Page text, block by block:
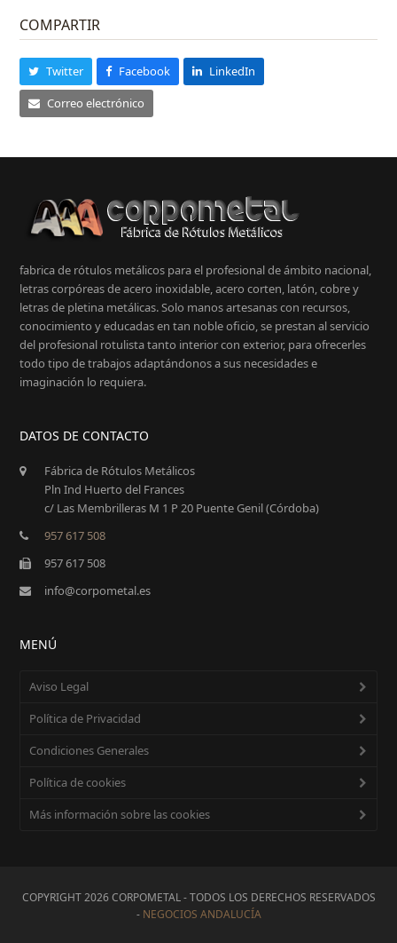
COMPARTIR
Twitter Facebook
LinkedIn
Correo electrónico
fabrica de rótulos metálicos para el profesional de ámbito nacional,
letras corpóreas de acero inoxidable, acero corten, latón, cobre y
letras de pletina metálicas. Solo manos artesanas con recursos,
conocimiento y educadas en tan noble oficio, se prestan al servicio
del profesional rotulista tanto interior con exterior, para ofrecerles
todo tipo de trabajos adaptándonos a sus necesidades e
imaginación lo requiera.
DATOS DE CONTACTO
Fábrica de Rótulos Metálicos
Pln Ind Huerto del Frances
c/ Las Membrilleras M 1 P 20 Puente Genil (Córdoba)
957 617 508
957 617 508
info@corpometal.es
MENÚ
Aviso Legal
Política de Privacidad
Condiciones Generales
Política de cookies
Más información sobre las cookies
COPYRIGHT 2026 CORPOMETAL - TODOS LOS DERECHOS RESERVADOS
- NEGOCIOS ANDALUCÍA